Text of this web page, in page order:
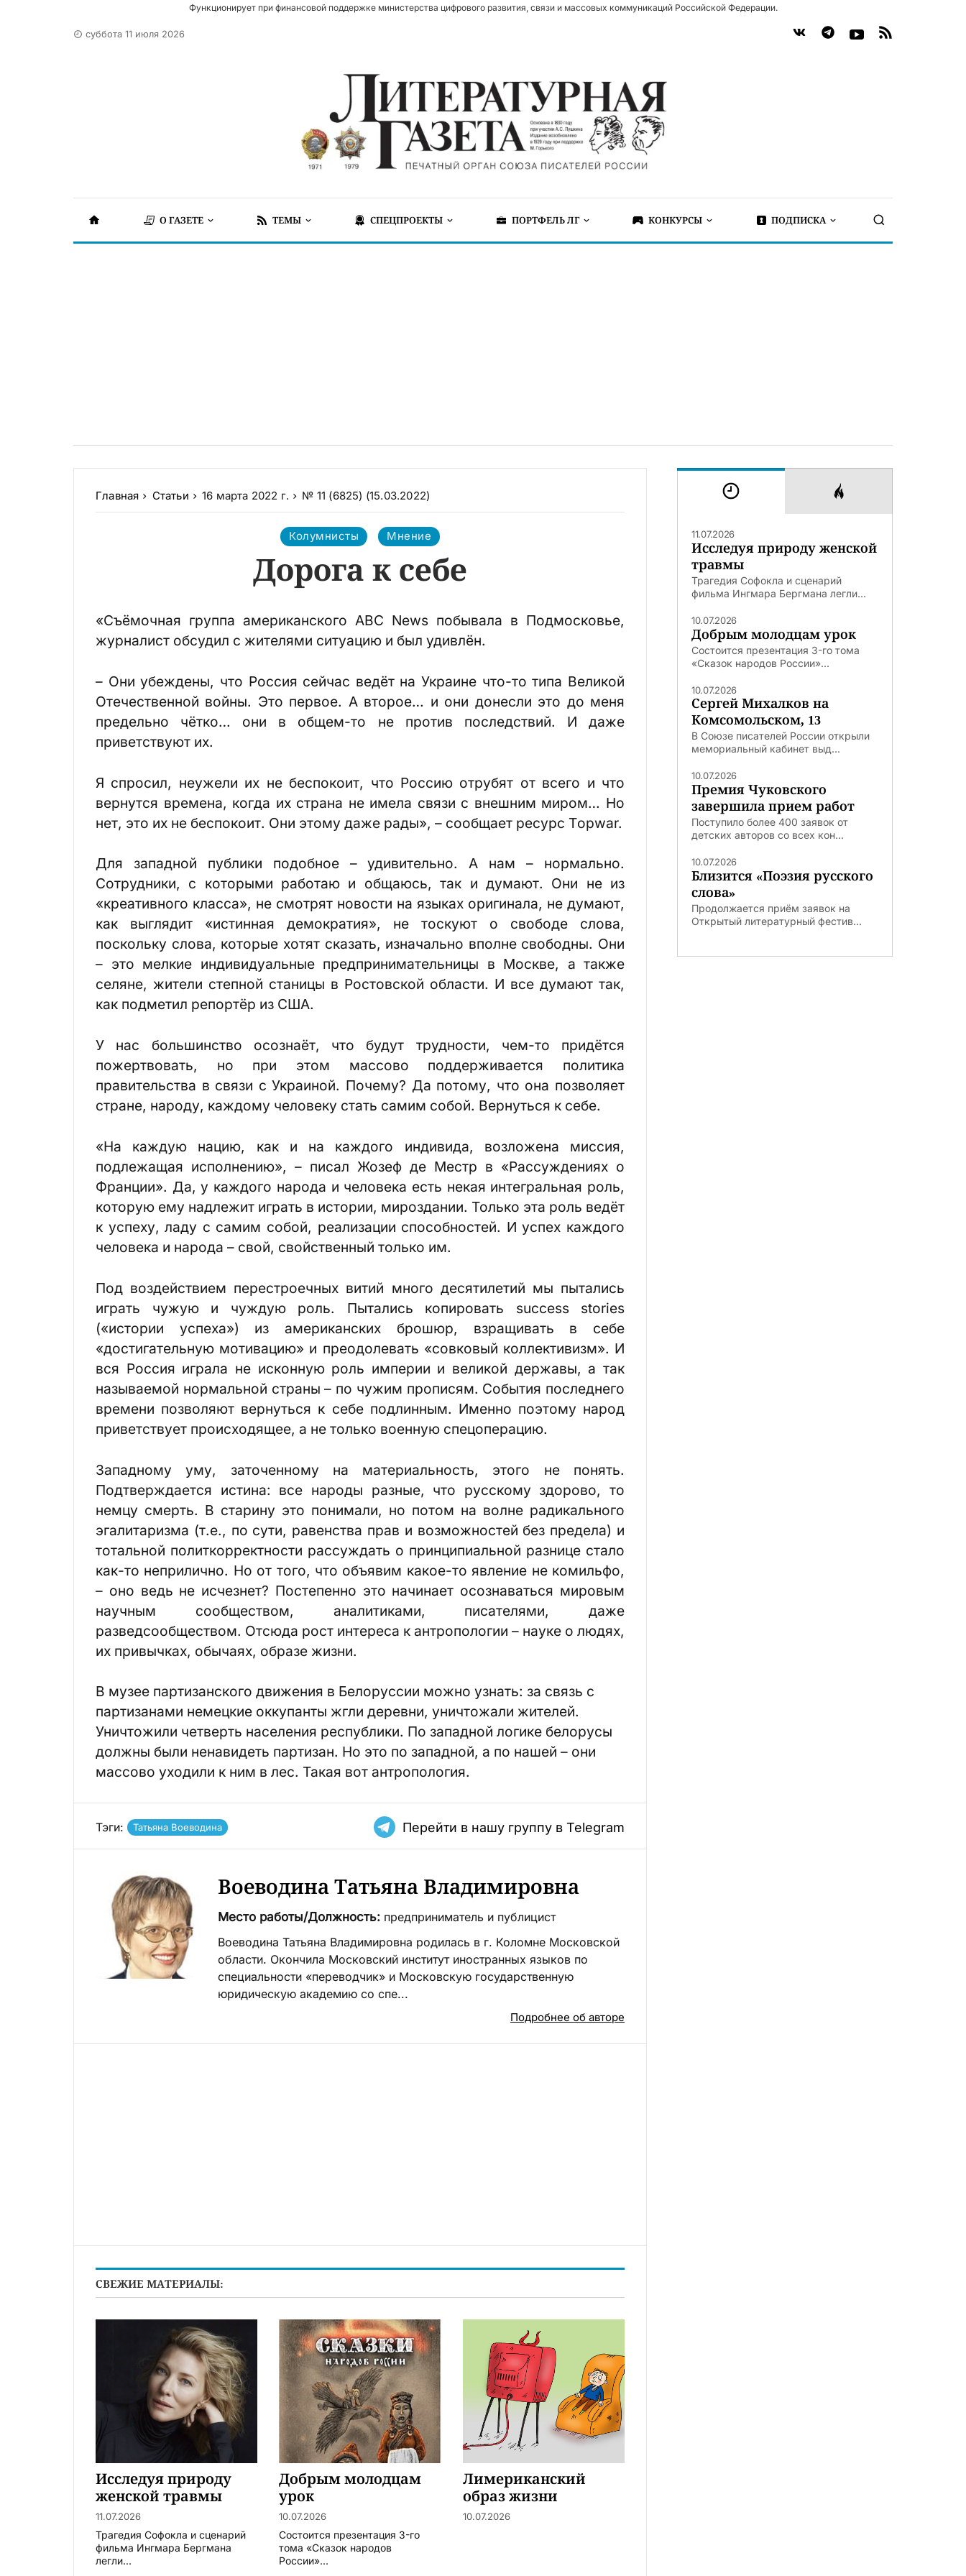
Функционирует при финансовой поддержке министерства цифрового развития, связи и массовых коммуникаций Российской Федерации.
суббота 11 июля 2026
О ГАЗЕТЕ ТЕМЫ СПЕЦПРОЕКТЫ ПОРТФЕЛЬ ЛГ КОНКУРСЫ ПОДПИСКА
Главная Статьи 16 марта 2022 г. № 11 (6825) (15.03.2022)
Колумнисты Мнение
Дорога к себе
«Съёмочная группа американского ABC News побывала в Подмосковье,
журналист обсудил с жителями ситуацию и был удивлён.
– Они убеждены, что Россия сейчас ведёт на Украине что-то типа Великой
Отечественной войны. Это первое. А второе… и они донесли это до меня
предельно чётко… они в общем-то не против последствий. И даже
приветствуют их.
Я спросил, неужели их не беспокоит, что Россию отрубят от всего и что
вернутся времена, когда их страна не имела связи с внешним миром… Но
нет, это их не беспокоит. Они этому даже рады», – сообщает ресурс Тopwar.
Для западной публики подобное – удивительно. А нам – нормально.
Сотрудники, с которыми работаю и общаюсь, так и думают. Они не из
«креативного класса», не смотрят новости на языках оригинала, не думают,
как выглядит «истинная демократия», не тоскуют о свободе слова,
поскольку слова, которые хотят сказать, изначально вполне свободны. Они
– это мелкие индивидуальные предпринимательницы в Москве, а также
селяне, жители степной станицы в Ростовской области. И все думают так,
как подметил репортёр из США.
У нас большинство осознаёт, что будут трудности, чем-то придётся
пожертвовать, но при этом массово поддерживается политика
правительства в связи с Украиной. Почему? Да потому, что она позволяет
стране, народу, каждому человеку стать самим собой. Вернуться к себе.
«На каждую нацию, как и на каждого индивида, возложена миссия,
подлежащая исполнению», – писал Жозеф де Местр в «Рассуждениях о
Франции». Да, у каждого народа и человека есть некая интегральная роль,
которую ему надлежит играть в истории, мироздании. Только эта роль ведёт
к успеху, ладу с самим собой, реализации способностей. И успех каждого
человека и народа – свой, свойственный только им.
Под воздействием перестроечных витий много десятилетий мы пытались
играть чужую и чуждую роль. Пытались копировать success stories
(«истории успеха») из американских брошюр, взращивать в себе
«достигательную мотивацию» и преодолевать «совковый коллективизм». И
вся Россия играла не исконную роль империи и великой державы, а так
называемой нормальной страны – по чужим прописям. События последнего
времени позволяют вернуться к себе подлинным. Именно поэтому народ
приветствует происходящее, а не только военную спецоперацию.
Западному уму, заточенному на материальность, этого не понять.
Подтверждается истина: все народы разные, что русскому здорово, то
немцу смерть. В старину это понимали, но потом на волне радикального
эгалитаризма (т.е., по сути, равенства прав и возможностей без предела) и
тотальной политкорректности рассуждать о принципиальной разнице стало
как-то неприлично. Но от того, что объявим какое-то явление не комильфо,
– оно ведь не исчезнет? Постепенно это начинает осознаваться мировым
научным сообществом, аналитиками, писателями, даже
разведсообществом. Отсюда рост интереса к антропологии – науке о людях,
их привычках, обычаях, образе жизни.
В музее партизанского движения в Белоруссии можно узнать: за связь с
партизанами немецкие оккупанты жгли деревни, уничтожали жителей.
Уничтожили четверть населения республики. По западной логике белорусы
должны были ненавидеть партизан. Но это по западной, а по нашей – они
массово уходили к ним в лес. Такая вот антропология.
Тэги: Татьяна Воеводина Перейти в нашу группу в Telegram
Воеводина Татьяна Владимировна
Место работы/Должность: предприниматель и публицист
Воеводина Татьяна Владимировна родилась в г. Коломне Московской
области. Окончила Московский институт иностранных языков по
специальности «переводчик» и Московскую государственную
юридическую академию со спе...
Подробнее об авторе
СВЕЖИЕ МАТЕРИАЛЫ:
Исследуя природу
женской травмы
11.07.2026
Трагедия Софокла и сценарий
фильма Ингмара Бергмана
легли...
Добрым молодцам
урок
10.07.2026
Состоится презентация 3-го
тома «Сказок народов
России»...
Лимериканский
образ жизни
10.07.2026
11.07.2026
Исследуя природу женской
травмы
Трагедия Софокла и сценарий
фильма Ингмара Бергмана легли...
10.07.2026
Добрым молодцам урок
Состоится презентация 3-го тома
«Сказок народов России»...
10.07.2026
Сергей Михалков на
Комсомольском, 13
В Союзе писателей России открыли
мемориальный кабинет выд...
10.07.2026
Премия Чуковского
завершила прием работ
Поступило более 400 заявок от
детских авторов со всех кон...
10.07.2026
Близится «Поэзия русского
слова»
Продолжается приём заявок на
Открытый литературный фестив...